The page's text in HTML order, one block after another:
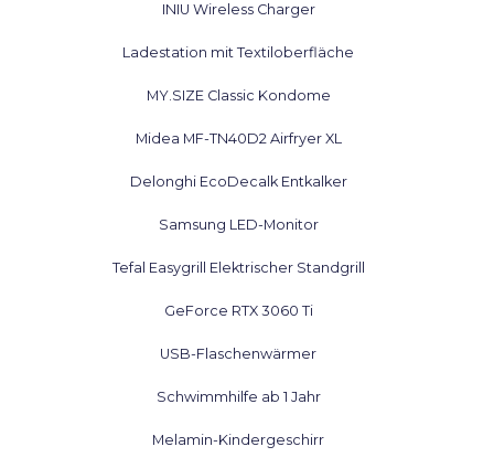
INIU Wireless Charger
Ladestation mit Textiloberfläche
MY.SIZE Classic Kondome
Midea MF-TN40D2 Airfryer XL
Delonghi EcoDecalk Entkalker
Samsung LED-Monitor
Tefal Easygrill Elektrischer Standgrill
GeForce RTX 3060 Ti
USB-Flaschenwärmer
Schwimmhilfe ab 1 Jahr
Melamin-Kindergeschirr